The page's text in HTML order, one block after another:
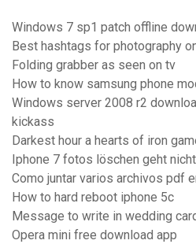
Windows 7 sp1 patch offline
Best hashtags for photography
Folding grabber as seen on tv
How to know samsung phone
Windows server 2008 r2
kickass
Darkest hour a hearts of iron
Iphone 7 fotos löschen geht nicht
Como juntar varios archivos pdf
How to hard reboot iphone 5c
Message to write in wedding
Opera mini free download app